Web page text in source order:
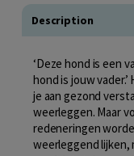
Description
‘Deze hond is een
hond is jouw
je aan gezond
weerleggen. Maar
redeneringen
weerleggend lijken,